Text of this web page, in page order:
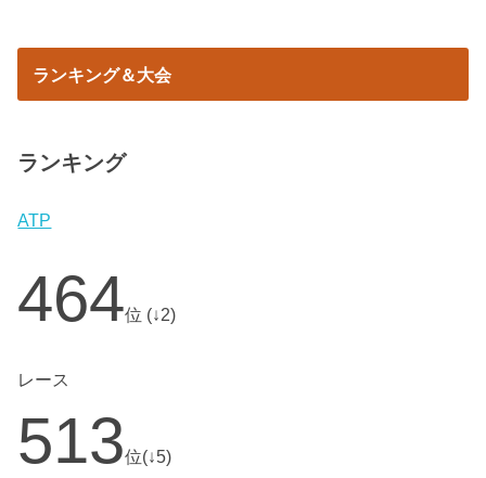
ランキング＆大会
ランキング
ATP
464位 (↓2)
レース
513位(↓5)